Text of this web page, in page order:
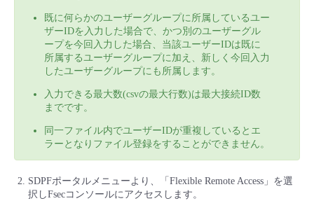
既に何らかのユーザーグループに所属しているユー
ザーIDを入力した場合で、かつ別のユーザーグル
ープを今回入力した場合、当該ユーザーIDは既に
所属するユーザーグループに加え、新しく今回入力
したユーザーグループにも所属します。
入力できる最大数(csvの最大行数)は最大接続ID数
までです。
同一ファイル内でユーザーIDが重複しているとエ
ラーとなりファイル登録をすることができません。
SDPFポータルメニューより、「Flexible Remote Access」を選
択しFsecコンソールにアクセスします。